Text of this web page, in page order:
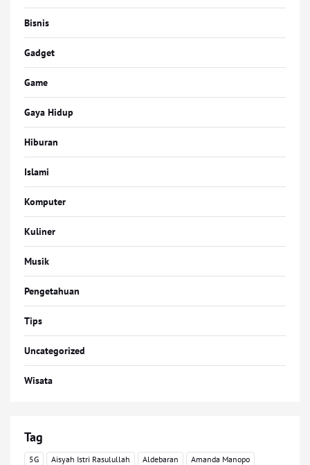
Bisnis
Gadget
Game
Gaya Hidup
Hiburan
Islami
Komputer
Kuliner
Musik
Pengetahuan
Tips
Uncategorized
Wisata
Tag
5G Aisyah Istri Rasulullah Aldebaran
Amanda Manopo